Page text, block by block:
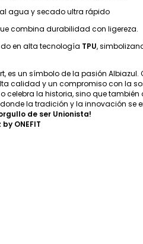
agua y secado ultra rápido
combina durabilidad con ligereza.
en alta tecnología TPU,
es un símbolo de la pasión Albiazul.
calidad y un compromiso con la
celebra la historia, sino que también
la tradición y la innovación se
de ser Unionista!
ONEFIT